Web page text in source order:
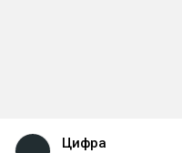
Цифра